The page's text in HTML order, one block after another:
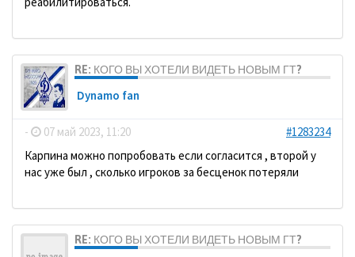
RE: КОГО ВЫ ХОТЕЛИ ВИДЕТЬ НОВЫМ ГТ?
Dynamo fan
- 07 май 2023, 11:20
#1283234
Карпина можно попробовать если согласится , второй у
нас уже был , сколько игроков за бесценок потеряли
RE: КОГО ВЫ ХОТЕЛИ ВИДЕТЬ НОВЫМ ГТ?